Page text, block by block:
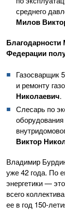
среднего
Милов
Благодарности
Федерации
Газосварщик
и ремонту
Николаевич.
Слесарь по
Виктор
Владимир
уже 42 года. По
энергетики —
всего
ее в год 150-